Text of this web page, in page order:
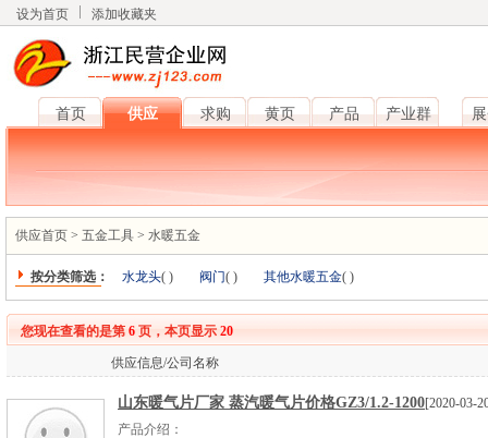
设为首页 添加收藏夹
首页 供应 求购 黄页 产品 产业群
供应首页 > 五金工具 > 水暖五金
按分类筛选： 水龙头( ) 阀门( ) 其他水暖五金( )
您现在查看的是第 6 页，本页显示 20
供应信息/公司名称
山东暖气片厂家 蒸汽暖气片价格GZ3/1.2-1200[2020-03-
产品介绍：